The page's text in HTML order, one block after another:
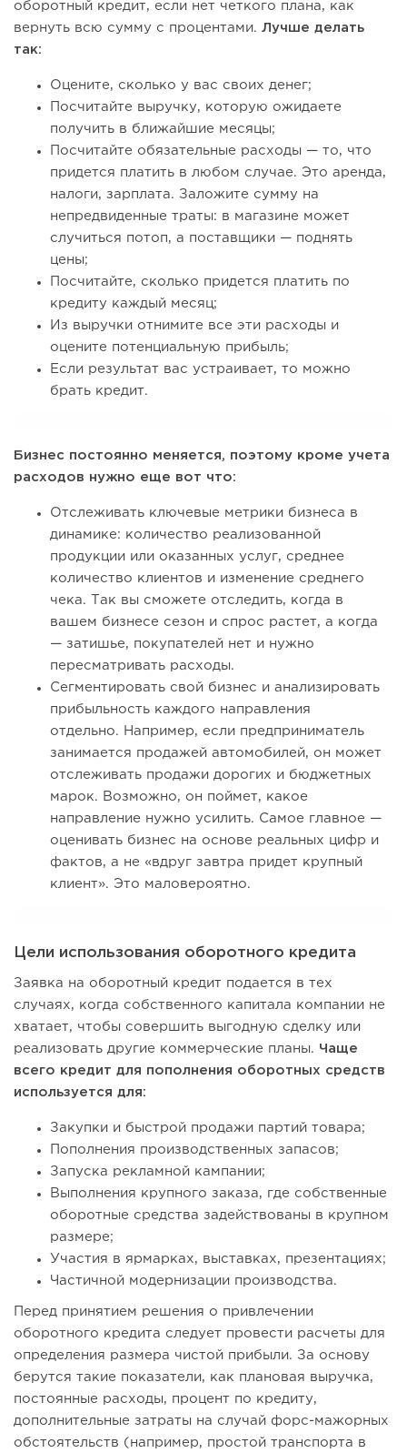
оборотный кредит, если нет четкого плана, как
вернуть всю сумму с процентами. Лучше делать
так:
Оцените, сколько у вас своих денег;
Посчитайте выручку, которую ожидаете
получить в ближайшие месяцы;
Посчитайте обязательные расходы — то, что
придется платить в любом случае. Это аренда,
налоги, зарплата. Заложите сумму на
непредвиденные траты: в магазине может
случиться потоп, а поставщики — поднять
цены;
Посчитайте, сколько придется платить по
кредиту каждый месяц;
Из выручки отнимите все эти расходы и
оцените потенциальную прибыль;
Если результат вас устраивает, то можно
брать кредит.
Бизнес постоянно меняется, поэтому кроме учета
расходов нужно еще вот что:
Отслеживать ключевые метрики бизнеса в
динамике: количество реализованной
продукции или оказанных услуг, среднее
количество клиентов и изменение среднего
чека. Так вы сможете отследить, когда в
вашем бизнесе сезон и спрос растет, а когда
— затишье, покупателей нет и нужно
пересматривать расходы.
Сегментировать свой бизнес и анализировать
прибыльность каждого направления
отдельно. Например, если предприниматель
занимается продажей автомобилей, он может
отслеживать продажи дорогих и бюджетных
марок. Возможно, он поймет, какое
направление нужно усилить. Самое главное —
оценивать бизнес на основе реальных цифр и
фактов, а не «вдруг завтра придет крупный
клиент». Это маловероятно.
Цели использования оборотного кредита
Заявка на оборотный кредит подается в тех
случаях, когда собственного капитала компании не
хватает, чтобы совершить выгодную сделку или
реализовать другие коммерческие планы. Чаще
всего кредит для пополнения оборотных средств
используется для:
Закупки и быстрой продажи партий товара;
Пополнения производственных запасов;
Запуска рекламной кампании;
Выполнения крупного заказа, где собственные
оборотные средства задействованы в крупном
размере;
Участия в ярмарках, выставках, презентациях;
Частичной модернизации производства.
Перед принятием решения о привлечении
оборотного кредита следует провести расчеты для
определения размера чистой прибыли. За основу
берутся такие показатели, как плановая выручка,
постоянные расходы, процент по кредиту,
дополнительные затраты на случай форс-мажорных
обстоятельств (например, простой транспорта в